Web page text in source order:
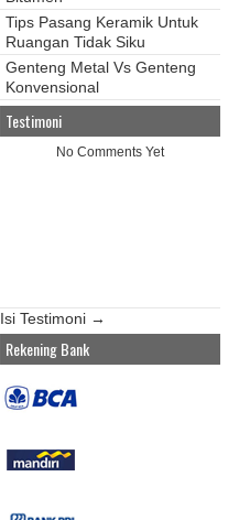
Tips Pasang Keramik Untuk
Ruangan Tidak Siku
Genteng Metal Vs Genteng
Konvensional
Testimoni
No Comments Yet
Isi Testimoni →
Rekening Bank